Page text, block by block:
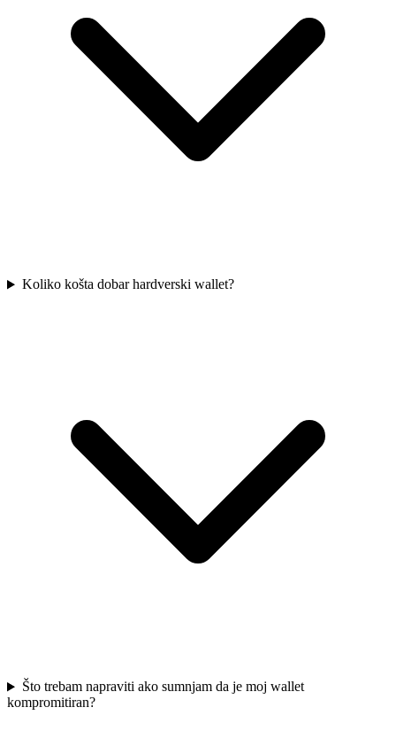
Koliko košta dobar hardverski wallet?
Što trebam napraviti ako sumnjam da je moj wallet
kompromitiran?